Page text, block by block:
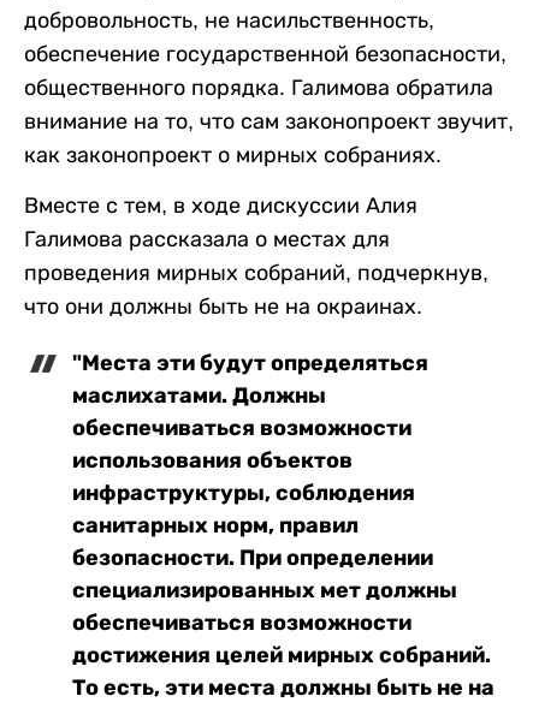
добровольность, не насильственность,
обеспечение государственной безопасности,
общественного порядка. Галимова обратила
внимание на то, что сам законопроект звучит,
как законопроект о мирных собраниях.
Вместе с тем, в ходе дискуссии Алия
Галимова рассказала о местах для
проведения мирных собраний, подчеркнув,
что они должны быть не на окраинах.
"Места эти будут определяться
маслихатами. Должны
обеспечиваться возможности
использования объектов
инфраструктуры, соблюдения
санитарных норм, правил
безопасности. При определении
специализированных мет должны
обеспечиваться возможности
достижения целей мирных собраний.
То есть, эти места должны быть не на